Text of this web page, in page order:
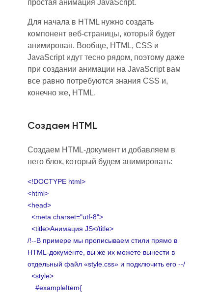
простая анимация JavaScript.
Для начала в HTML нужно создать
компонент веб-страницы, который будет
анимирован. Вообще, HTML, CSS и
JavaScript идут тесно рядом, поэтому даже
при создании анимации на JavaScript вам
все равно потребуются знания CSS и,
конечно же, HTML.
Создаем HTML
Создаем HTML-документ и добавляем в
него блок, который будем анимировать:
<!DOCTYPE html>
<html>
<head>
<meta charset="utf-8">
<title>Анимация JS</title>
/!--В примере мы прописываем стили прямо в
HTML-документе, вы же их можете вынести в
отдельный файл «style.css» и подключить его --/
<style>
#exampleItem{